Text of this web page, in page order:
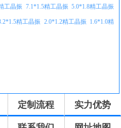
工晶振 7.1*1.5精工晶振 5.0*1.8精工晶振
精工晶振 2.0*1.2精工晶振 1.6*1.0精
定制流程 实力优势